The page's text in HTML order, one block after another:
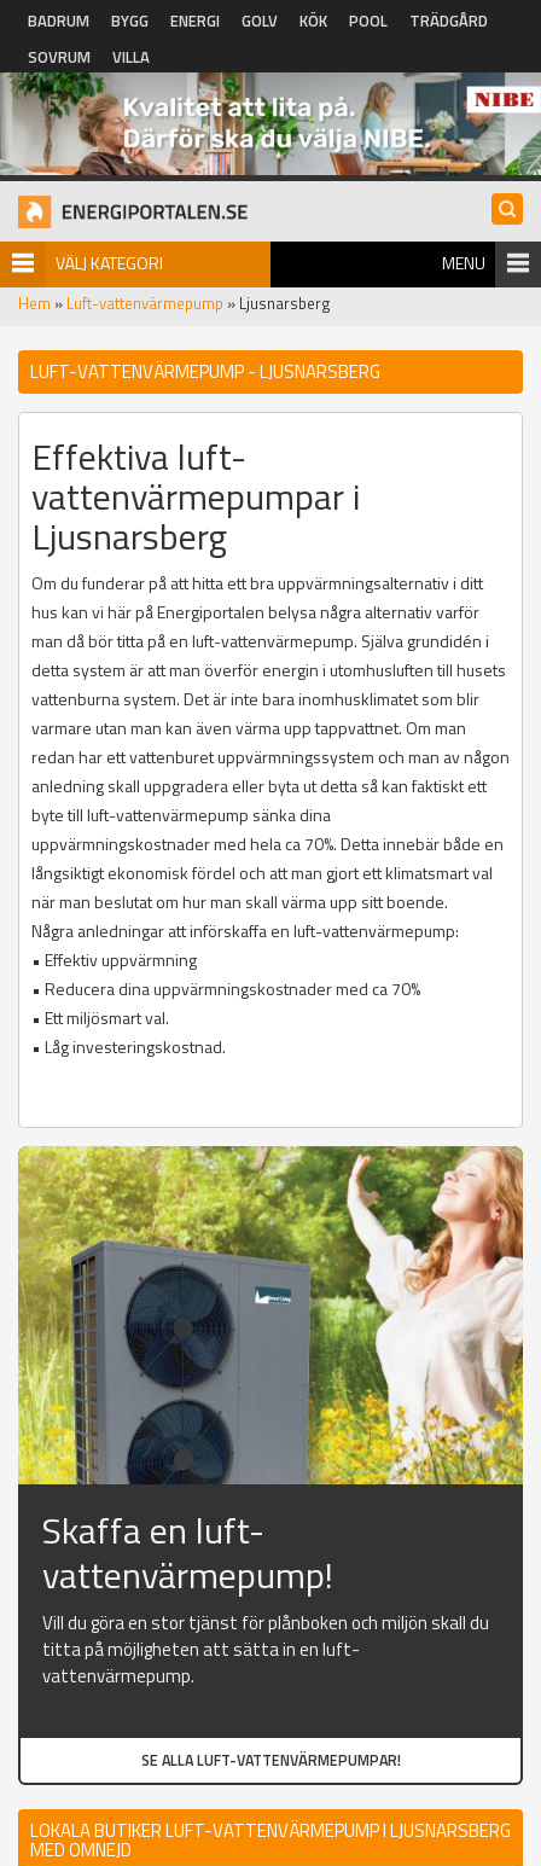
Hoppa till huvudinnehåll
BADRUM BYGG ENERGI GOLV KÖK POOL
TRÄDGÅRD
SOVRUM
VILLA
VÄLJ KATEGORI MENU
Hem » Luft-vattenvärmepump » Ljusnarsberg
LUFT-VATTENVÄRMEPUMP - LJUSNARSBERG
Effektiva luft-
vattenvärmepumpar i
Ljusnarsberg
Om du funderar på att hitta ett bra uppvärmningsalternativ i ditt
hus kan vi här på Energiportalen belysa några alternativ varför
man då bör titta på en luft-vattenvärmepump. Själva grundidén i
detta system är att man överför energin i utomhusluften till husets
vattenburna system. Det är inte bara inomhusklimatet som blir
varmare utan man kan även värma upp tappvattnet. Om man
redan har ett vattenburet uppvärmningssystem och man av någon
anledning skall uppgradera eller byta ut detta så kan faktiskt ett
byte till luft-vattenvärmepump sänka dina
uppvärmningskostnader med hela ca 70%. Detta innebär både en
långsiktigt ekonomisk fördel och att man gjort ett klimatsmart val
när man beslutat om hur man skall värma upp sitt boende.
Några anledningar att införskaffa en luft-vattenvärmepump:
• Effektiv uppvärmning
• Reducera dina uppvärmningskostnader med ca 70%
• Ett miljösmart val.
• Låg investeringskostnad.
Skaffa en luft-
vattenvärmepump!
Vill du göra en stor tjänst för plånboken och miljön skall du
titta på möjligheten att sätta in en luft-
vattenvärmepump.
SE ALLA LUFT-VATTENVÄRMEPUMPAR!
LOKALA BUTIKER LUFT-VATTENVÄRMEPUMP I LJUSNARSBERG
MED OMNEJD